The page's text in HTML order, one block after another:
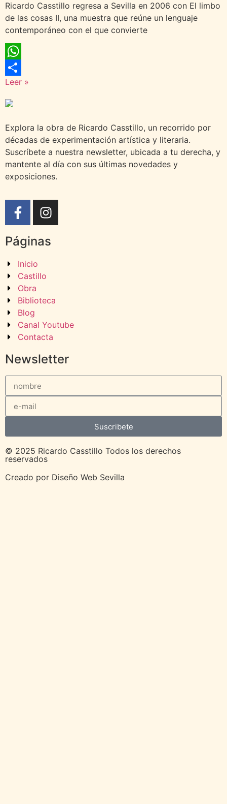
Ricardo Casstillo regresa a Sevilla en 2006 con El limbo
de las cosas II, una muestra que reúne un lenguaje
contemporáneo con el que convierte
WhatsApp
Compartir
Leer »
Explora la obra de Ricardo Casstillo, un recorrido por
décadas de experimentación artística y literaria.
Suscríbete a nuestra newsletter, ubicada a tu derecha, y
mantente al día con sus últimas novedades y
exposiciones.
Páginas
Inicio
Castillo
Obra
Biblioteca
Blog
Canal Youtube
Contacta
Newsletter
Suscribete
© 2025 Ricardo Casstillo Todos los derechos
reservados
Creado por Diseño Web Sevilla